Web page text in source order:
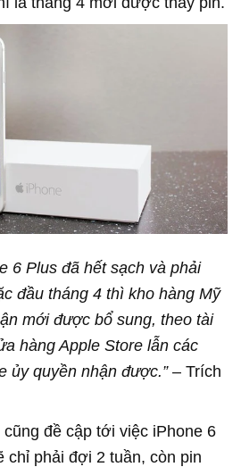
6 Plus đã hết sạch và phải
đầu tháng 4 thì kho hàng Mỹ
mới được bổ sung, theo tài
hàng Apple Store lẫn các
ủy quyền nhận được.”– Trích
đề cập tới việc iPhone 6
chỉ phải đợi 2 tuần, còn pin